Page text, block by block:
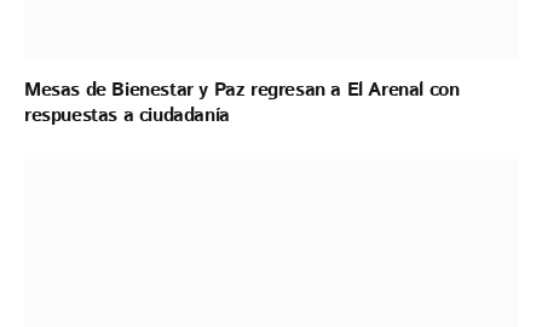
Mesas de Bienestar y Paz regresan a El Arenal con
respuestas a ciudadanía